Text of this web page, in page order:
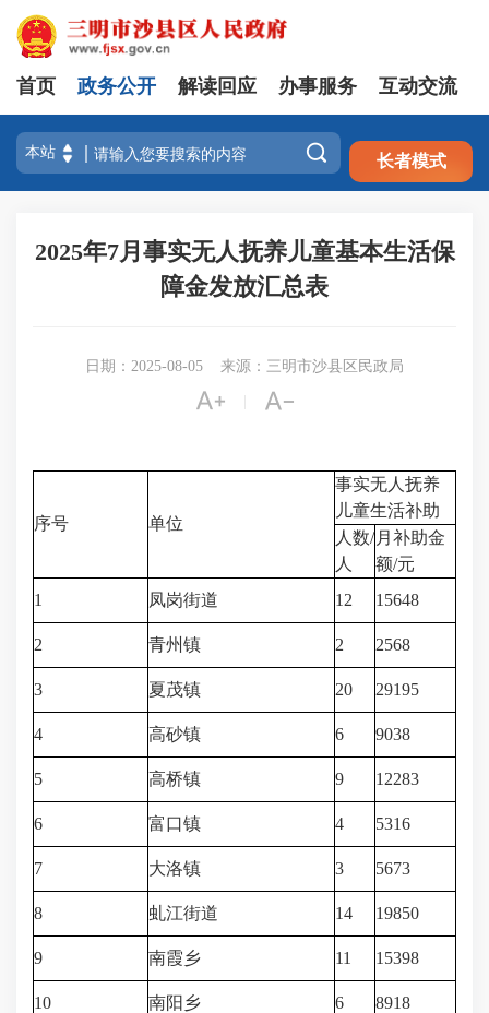
注册 登录
首页 政务公开 解读回应 办事服务 互动交流
 长者模式
2025年7月事实无人抚养儿童基本生活保
障金发放汇总表
日期：2025-08-05 来源：三明市沙县区民政局
 
序号 单位
事实无人抚养
儿童生活补助
人数/
人
月补助金
额/元
1
凤岗街道 12 15648
2 青州镇 2 2568
3 夏茂镇 20 29195
4 高砂镇 6 9038
5 高桥镇 9 12283
6 富口镇 4 5316
7 大洛镇 3 5673
8 虬江街道 14 19850
9 南霞乡 11 15398
10 南阳乡 6 8918